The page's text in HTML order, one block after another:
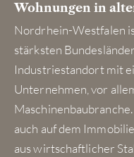
Wohnungen in
Nordrhein-Westfalen
stärksten
Industriestandort mit
Unternehmen, vor
auch auf dem
aus wirtschaftlicher